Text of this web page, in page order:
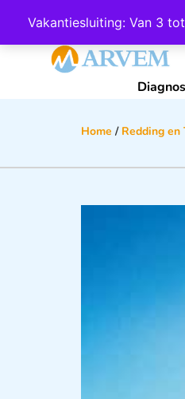
Vakantiesluiting: Van 3
Wij
Home / Redding en